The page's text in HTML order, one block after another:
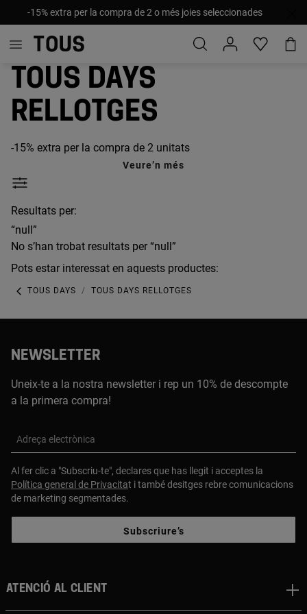
-15% extra per la compra de 2 o més joies seleccionades
TOUS Days
rellotges
-15% extra per la compra de 2 unitats
Veure’n més
Resultats per:
“null”
No s’han trobat resultats per “null”
Pots estar interessat en aquests productes:
TOUS DAYS TOUS DAYS RELLOTGES
NEWSLETTER
Uneix-te a la nostra newsletter i rep un 10% de descompte
a la primera compra!
Adreça electrònica
Al fer clic a "Subscriu-te", declares que has llegit i acceptes la
Política general de Privacitat i també desitges rebre comunicacions
de marketing segmentades.
Subscriure’s
Atenció al client